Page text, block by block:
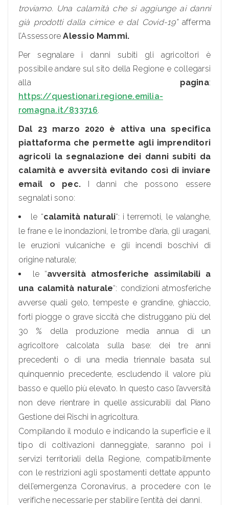
troviamo. Una calamità che si aggiunge ai danni
già prodotti dalla cimice e dal Covid-19”afferma
l’AssessoreAlessio Mammi.
Per segnalare i danni subiti gli agricoltori è
possibile andare sul sito della Regione e collegarsi
alla pagina:
https://questionari.regione.emilia-
romagna.it/833716.
Dal 23 marzo 2020 è attiva una specifica
piattaforma che permette agli imprenditori
agricoli la segnalazione dei danni subiti da
calamità e avversità evitando così di inviare
email o pec. I danni che possono essere
segnalati sono:
le “calamità naturali“: i terremoti, le valanghe,
le frane e le inondazioni, le trombe d’aria, gli uragani,
le eruzioni vulcaniche e gli incendi boschivi di
origine naturale;
le “avversità atmosferiche assimilabili a
una calamità naturale“: condizioni atmosferiche
avverse quali gelo, tempeste e grandine, ghiaccio,
forti piogge o grave siccità che distruggano più del
30 % della produzione media annua di un
agricoltore calcolata sulla base: dei tre anni
precedenti o di una media triennale basata sul
quinquennio precedente, escludendo il valore più
basso e quello più elevato. In questo caso l’avversità
non deve rientrare in quelle assicurabili dal Piano
Gestione dei Rischi in agricoltura.
Compilando il modulo e indicando la superficie e il
tipo di coltivazioni danneggiate, saranno poi i
servizi territoriali della Regione, compatibilmente
con le restrizioni agli spostamenti dettate appunto
dell’emergenza Coronavirus, a procedere con le
verifiche necessarie per stabilire l’entità dei danni.